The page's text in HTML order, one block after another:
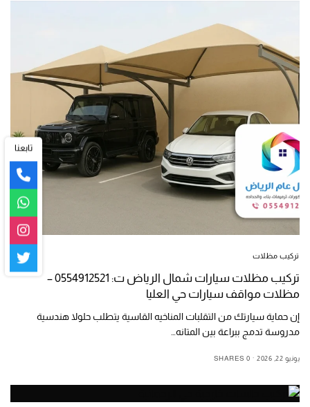
تركيب مظلات
تركيب مظلات سيارات شمال الرياض ت: 0554912521 –
مظلات مواقف سيارات حي العليا
إن حماية سيارتك من التقلبات المناخيه القاسية يتطلب حلولا هندسية
مدروسة تدمج ببراعة بين المتانه…
يونيو 22, 2026 0 SHARES
تابعنا